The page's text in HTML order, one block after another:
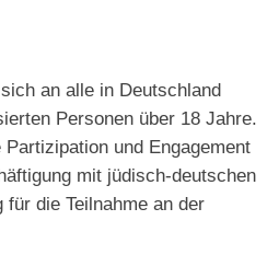
an alle in Deutschland
Personen über 18 Jahre.
und Engagement
mit jüdisch-deutschen
die Teilnahme an der